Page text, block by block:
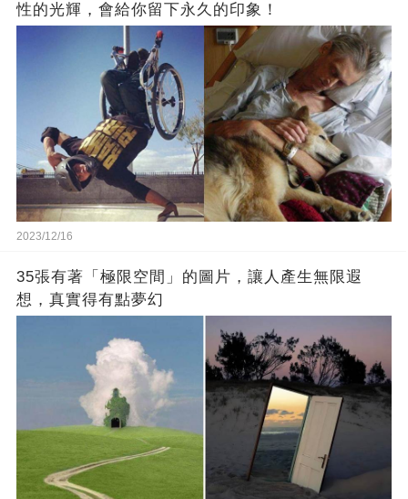
性的光輝，會給你留下永久的印象！
2023/12/16
35張有著「極限空間」的圖片，讓人產生無限遐
想，真實得有點夢幻